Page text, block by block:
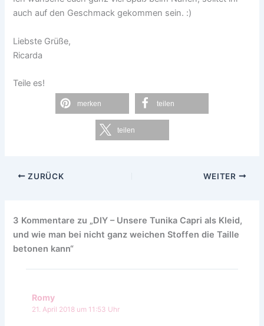
auch auf den Geschmack gekommen sein. :)
Liebste Grüße,
Ricarda
Teile es!
merken teilen
teilen
ZURÜCK WEITER
3 Kommentare zu „DIY – Unsere Tunika Capri als Kleid,
und wie man bei nicht ganz weichen Stoffen die Taille
betonen kann“
Romy
21. April 2018 um 11:53 Uhr